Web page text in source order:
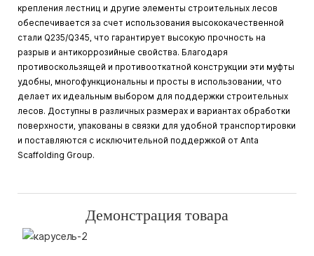
крепления лестниц и другие элементы строительных лесов
обеспечивается за счет использования высококачественной
стали Q235/Q345, что гарантирует высокую прочность на
разрыв и антикоррозийные свойства. Благодаря
противоскользящей и противооткатной конструкции эти муфты
удобны, многофункциональны и просты в использовании, что
делает их идеальным выбором для поддержки строительных
лесов. Доступны в различных размерах и вариантах обработки
поверхности, упакованы в связки для удобной транспортировки
и поставляются с исключительной поддержкой от Anta
Scaffolding Group.
Демонстрация товара